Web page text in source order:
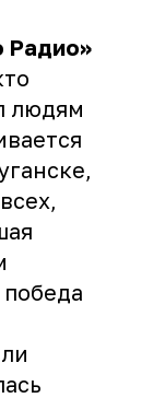
Радио»
людям